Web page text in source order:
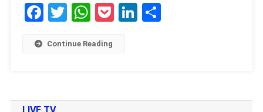
Facebook
Twitter
WhatsApp
PocketLinkedIn
Share
Continue Reading